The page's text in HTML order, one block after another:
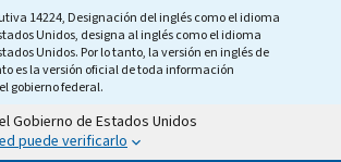
14224, Designación del inglés como el idioma
Unidos, designa al inglés como el idioma
Unidos. Por lo tanto, la versión en inglés de
es la versión oficial de toda información
gobierno federal.
Gobierno de Estados Unidos
puede verificarlo